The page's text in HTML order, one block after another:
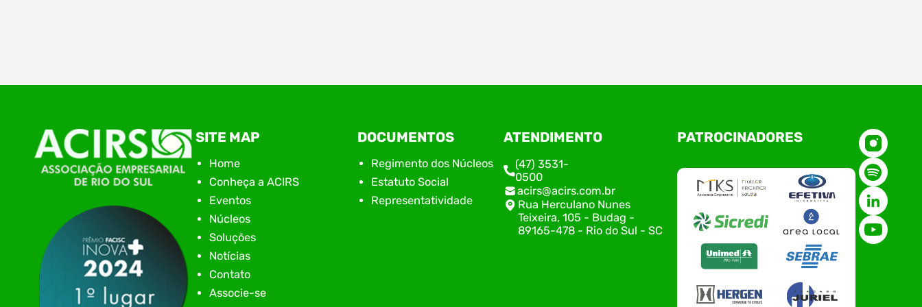
Única. O Voz Única no Alto Vale tem como
poder público com transparência.…
Inovação da Associação Empresarial de Rio do
Inovação Transforma.”, destacando…
representantes e equipe da entidade para o
executivo da ACIRS, Jardel José Busarello,
SITE MAP
Home
Conheça a ACIRS
Eventos
Núcleos
Soluções
Notícias
Contato
Associe-se
DOCUMENTOS
Regimento dos Núcleos
Estatuto Social
Representatividade
ATENDIMENTO
(47) 3531-
0500
acirs@acirs.com.br
Rua Herculano Nunes
Teixeira, 105 - Budag -
89165-478 - Rio do Sul - SC
PATROCINADORES